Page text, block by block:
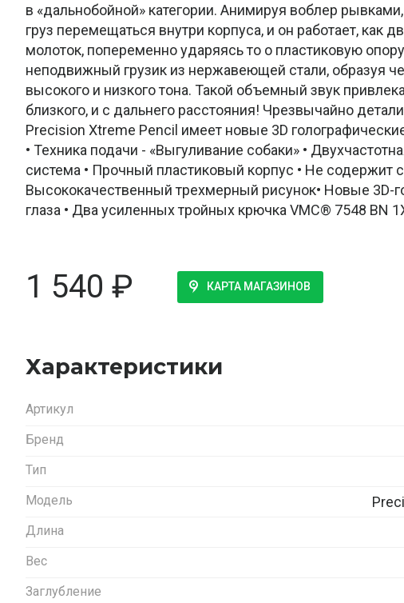
в «дальнобойной» категории. Анимируя воблер
груз перемещаться внутри корпуса, и он работает, как
молоток, попеременно ударяясь то о пластиковую
неподвижный грузик из нержавеющей стали, образуя
высокого и низкого тона. Такой объемный звук
близкого, и с дальнего расстояния! Чрезвычайно
Precision Xtreme Pencil имеет новые 3D
• Техника подачи - «Выгуливание собаки» •
система • Прочный пластиковый корпус • Не содержит
Высококачественный трехмерный рисунок• Новые 3D-
глаза • Два усиленных тройных крючка VMC® 7548 BN
1 540 ₽ КАРТА МАГАЗИНОВ
Характеристики
Артикул
Бренд
Тип
Модель
Длина
Вес
Заглубление